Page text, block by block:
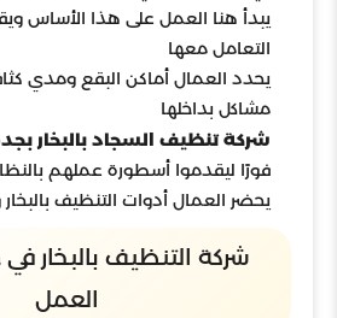
يبدأ هنا العمل على هذا الأساس
التعامل معها
يحدد العمال أماكن البقع ومدي
مشاكل بداخلها
شركة تنظيف السجاد بالبخار
فورًا ليقدموا أسطورة عملهم
يحضر العمال أدوات التنظيف بالبخار
شركة التنظيف بالبخار
العمل